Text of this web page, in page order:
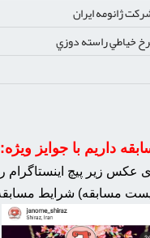
ژانومه ایران
خياطي راسته دوزي
داریم با جوایز ویژه:
عکس زیر پیچ اینستاگرام را
مسابقه) شرایط مسابقه